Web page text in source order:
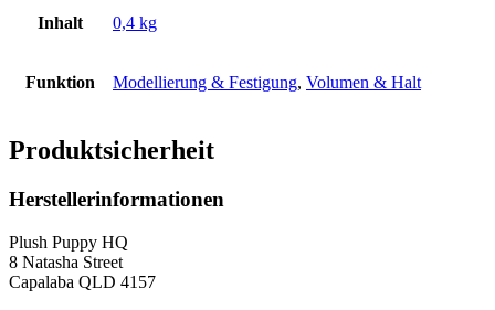
Inhalt 0,4 kg
Funktion Modellierung & Festigung, Volumen & Halt
Produktsicherheit
Herstellerinformationen
Plush Puppy HQ
8 Natasha Street
Capalaba QLD 4157